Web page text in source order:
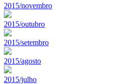
2015/novembro
2015/outubro
2015/setembro
2015/agosto
2015/julho